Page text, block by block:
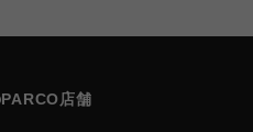
店舗